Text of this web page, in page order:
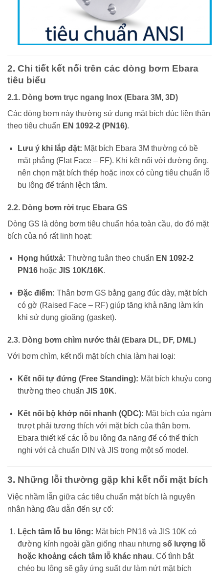
2. Chi tiết kết nối trên các dòng bơm Ebara
tiêu biểu
2.1. Dòng bơm trục ngang Inox (Ebara 3M, 3D)
Các dòng bơm này thường sử dụng mặt bích đúc liền thân
theo tiêu chuẩn EN 1092-2 (PN16).
Lưu ý khi lắp đặt: Mặt bích Ebara 3M thường có bề
mặt phẳng (Flat Face – FF). Khi kết nối với đường ống,
nên chọn mặt bích thép hoặc inox có cùng tiêu chuẩn lỗ
bu lông để tránh lệch tâm.
2.2. Dòng bơm rời trục Ebara GS
Dòng GS là dòng bơm tiêu chuẩn hóa toàn cầu, do đó mặt
bích của nó rất linh hoạt:
Họng hút/xả: Thường tuân theo chuẩn EN 1092-2
PN16hoặc JIS 10K/16K.
Đặc điểm: Thân bơm GS bằng gang đúc dày, mặt bích
có gờ (Raised Face – RF) giúp tăng khả năng làm kín
khi sử dụng gioăng (gasket).
2.3. Dòng bơm chìm nước thải (Ebara DL, DF, DML)
Với bơm chìm, kết nối mặt bích chia làm hai loại:
Kết nối tự đứng (Free Standing): Mặt bích khuỷu cong
thường theo chuẩn JIS 10K.
Kết nối bộ khớp nối nhanh (QDC): Mặt bích của ngàm
trượt phải tương thích với mặt bích của thân bơm.
Ebara thiết kế các lỗ bu lông đa năng để có thể thích
nghi với cả chuẩn DIN và JIS trong một số model.
3. Những lỗi thường gặp khi kết nối mặt bích
Việc nhầm lẫn giữa các tiêu chuẩn mặt bích là nguyên
nhân hàng đầu dẫn đến sự cố:
Lệch tâm lỗ bu lông: Mặt bích PN16 và JIS 10K có
đường kính ngoài gần giống nhau nhưng số lượng lỗ
hoặc khoảng cách tâm lỗ khác nhau. Cố tình bắt
chéo bu lông sẽ gây ứng suất dư làm nứt mặt bích